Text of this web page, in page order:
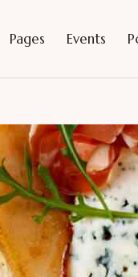
Pages Events